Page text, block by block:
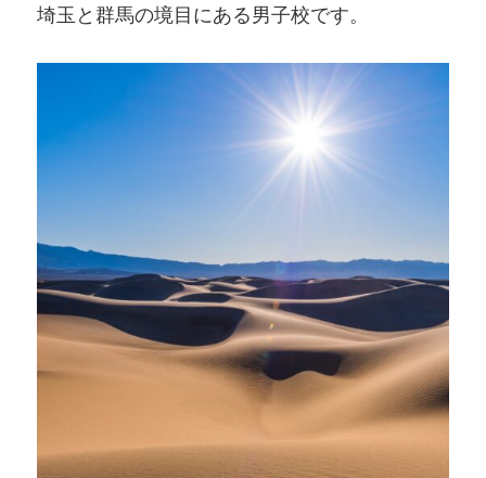
埼玉と群馬の境目にある男子校です。